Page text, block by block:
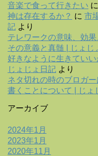
音楽で食って行きたい に
神は存在するか？ に 市
記 より
テレワークの意味、効果
その意義と真髄 | じょじ
好きなように生きていい
じょじょ日記 より
ネタ切れの時のブロガ
書くことについて | じょ
アーカイブ
2024年1月
2023年1月
2020年11月